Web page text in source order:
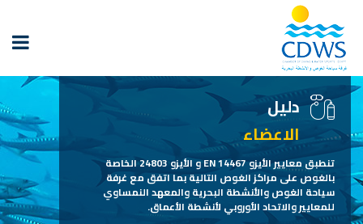
دليل
الاعضاء
تنطبق معايير الأيزو EN 14467 و الأيزو 24803 الخاصة
بالغوص على مراكز الغوص التالية بما اتفق مع غرفة
سياحة الغوص والأنشطة البحرية والمعهد النمساوي
للمعايير والاتحاد الأوروبي لأنشطة الأعماق.